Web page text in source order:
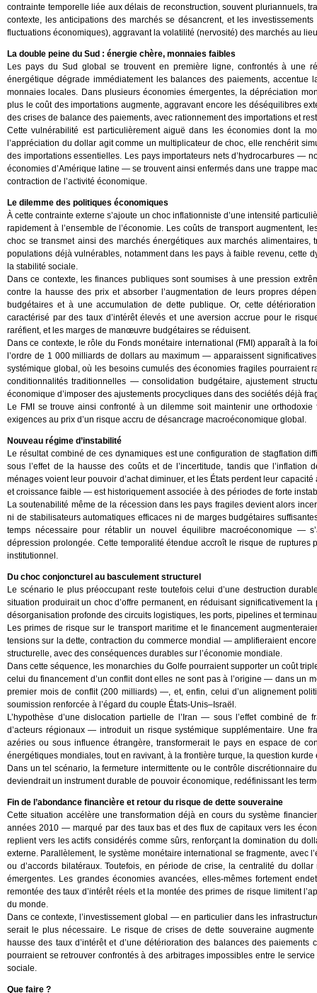
contrainte temporelle liée aux délais de reconstruction, souvent pluriannuels,
contexte, les anticipations des marchés se désancrent, et les
fluctuations économiques), aggravant la volatilité (nervosité) des marchés au lieu
La double peine du Sud : énergie chère, monnaies faibles
Les pays du Sud global se trouvent en première ligne, confrontés à une
énergétique dégrade immédiatement les balances des paiements,
monnaies locales. Dans plusieurs économies émergentes, la dépréciation
plus le coût des importations augmente, aggravant encore les déséquilibres
des crises de balance des paiements, avec rationnement des importations et
Cette vulnérabilité est particulièrement aiguë dans les économies dont la
l’appréciation du dollar agit comme un multiplicateur de choc, elle renchérit
des importations essentielles. Les pays importateurs nets d’hydrocarbures —
économies d’Amérique latine — se trouvent ainsi enfermés dans une trappe
contraction de l’activité économique.
Le dilemme des politiques économiques
À cette contrainte externe s’ajoute un choc inflationniste d’une intensité
rapidement à l’ensemble de l’économie. Les coûts de transport augmentent,
choc se transmet ainsi des marchés énergétiques aux marchés
populations déjà vulnérables, notamment dans les pays à faible revenu, cette
la stabilité sociale.
Dans ce contexte, les finances publiques sont soumises à une pression
contre la hausse des prix et absorber l’augmentation de leurs propres
budgétaires et à une accumulation de dette publique. Or, cette
caractérisé par des taux d’intérêt élevés et une aversion accrue pour le
raréfient, et les marges de manœuvre budgétaires se réduisent.
Dans ce contexte, le rôle du Fonds monétaire international (FMI) apparaît à la
l’ordre de 1 000 milliards de dollars au maximum — apparaissent
systémique global, où les besoins cumulés des économies fragiles
conditionnalités traditionnelles — consolidation budgétaire, ajustement
économique d’imposer des ajustements procycliques dans des sociétés déjà
Le FMI se trouve ainsi confronté à un dilemme soit maintenir une
exigences au prix d’un risque accru de désancrage macroéconomique global.
Nouveau régime d’instabilité
Le résultat combiné de ces dynamiques est une configuration de stagflation
sous l’effet de la hausse des coûts et de l’incertitude, tandis que l’inflation
ménages voient leur pouvoir d’achat diminuer, et les États perdent leur
et croissance faible — est historiquement associée à des périodes de forte
La soutenabilité même de la récession dans les pays fragiles devient alors
ni de stabilisateurs automatiques efficaces ni de marges budgétaires
temps nécessaire pour rétablir un nouvel équilibre macroéconomique —
dépression prolongée. Cette temporalité étendue accroît le risque de ruptures
institutionnel.
Du choc conjoncturel au basculement structurel
Le scénario le plus préoccupant reste toutefois celui d’une destruction
situation produirait un choc d’offre permanent, en réduisant significativement
désorganisation profonde des circuits logistiques, les ports, pipelines et
Les primes de risque sur le transport maritime et le financement
tensions sur la dette, contraction du commerce mondial — amplifieraient
structurelle, avec des conséquences durables sur l’économie mondiale.
Dans cette séquence, les monarchies du Golfe pourraient supporter un coût
celui du financement d’un conflit dont elles ne sont pas à l’origine — dans un
premier mois de conflit (200 milliards) —, et, enfin, celui d’un alignement
soumission renforcée à l’égard du couple États-Unis–Israël.
L’hypothèse d’une dislocation partielle de l’Iran — sous l’effet combiné de
d’acteurs régionaux — introduit un risque systémique supplémentaire. Une
azéries ou sous influence étrangère, transformerait le pays en espace de
énergétiques mondiales, tout en ravivant, à la frontière turque, la question kurde
Dans un tel scénario, la fermeture intermittente ou le contrôle discrétionnaire
deviendrait un instrument durable de pouvoir économique, redéfinissant les
Fin de l’abondance financière et retour du risque de dette souveraine
Cette situation accélère une transformation déjà en cours du système
années 2010 — marqué par des taux bas et des flux de capitaux vers les
replient vers les actifs considérés comme sûrs, renforçant la domination du
externe. Parallèlement, le système monétaire international se fragmente, avec
ou d’accords bilatéraux. Toutefois, en période de crise, la centralité du
émergentes. Les grandes économies avancées, elles-mêmes fortement
remontée des taux d’intérêt réels et la montée des primes de risque limitent
du monde.
Dans ce contexte, l’investissement global — en particulier dans les
serait le plus nécessaire. Le risque de crises de dette souveraine
hausse des taux d’intérêt et d’une détérioration des balances des
pourraient se retrouver confrontés à des arbitrages impossibles entre le
sociale.
Que faire ?